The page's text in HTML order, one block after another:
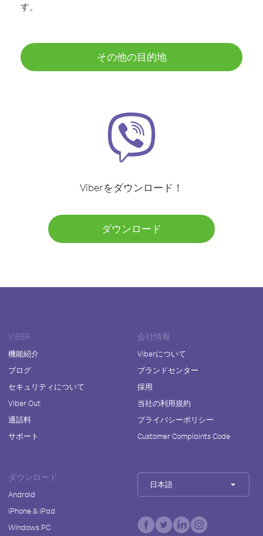
す。
その他の目的地
Viberをダウンロード！
ダウンロード
VIBER
機能紹介
ブログ
セキュリティについて
Viber Out
通話料
サポート
会社情報
Viberについて
ブランドセンター
採用
当社の利用規約
プライバシーポリシー
Customer Complaints Code
ダウンロード
Android
iPhone & iPad
Windows PC
日本語